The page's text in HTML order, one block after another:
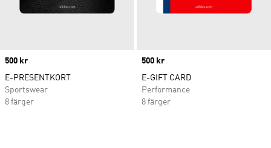
Price
500 kr
E-PRESENTKORT
Sportswear
8 färger
Price
500 kr
E-GIFT CARD
Performance
8 färger